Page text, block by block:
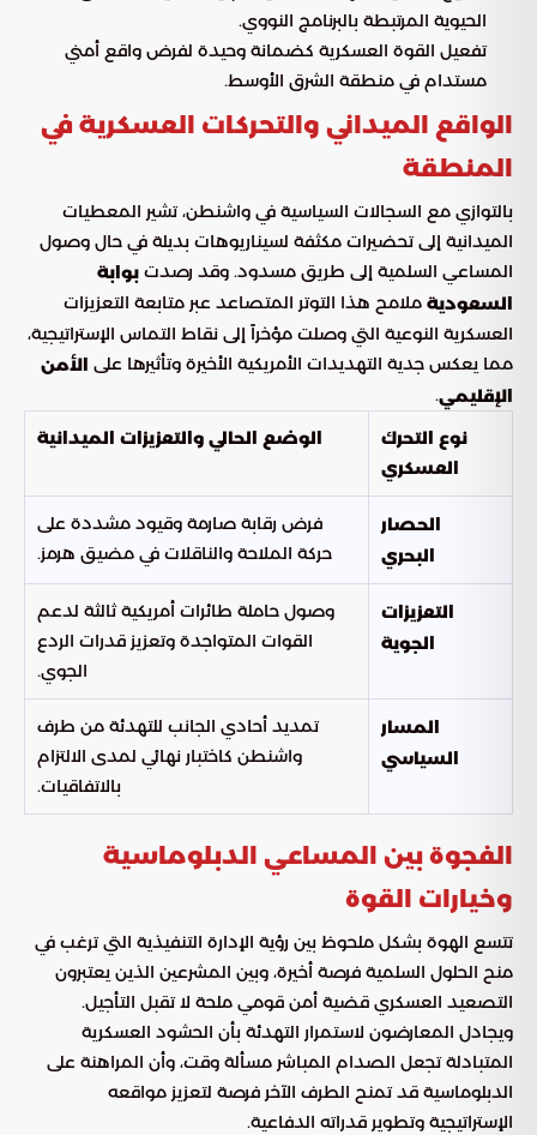
الحيوية المرتبطة بالبرنامج النووي.
تفعيل القوة العسكرية كضمانة وحيدة لفرض واقع أمني
مستدام في منطقة الشرق الأوسط.
الواقع الميداني والتحركات العسكرية في
المنطقة
بالتوازي مع السجالات السياسية في واشنطن، تشير المعطيات
الميدانية إلى تحضيرات مكثفة لسيناريوهات بديلة في حال وصول
المساعي السلمية إلى طريق مسدود. وقد رصدت بوابة
السعودية ملامح هذا التوتر المتصاعد عبر متابعة التعزيزات
العسكرية النوعية التي وصلت مؤخراً إلى نقاط التماس الإستراتيجية،
مما يعكس جدية التهديدات الأمريكية الأخيرة وتأثيرها على الأمن
الإقليمي.
نوع التحرك
العسكري
الوضع الحالي والتعزيزات الميدانية
الحصار
البحري
فرض رقابة صارمة وقيود مشددة على
حركة الملاحة والناقلات في مضيق هرمز.
التعزيزات
الجوية
وصول حاملة طائرات أمريكية ثالثة لدعم
القوات المتواجدة وتعزيز قدرات الردع
الجوي.
المسار
السياسي
تمديد أحادي الجانب للتهدئة من طرف
واشنطن كاختبار نهائي لمدى الالتزام
بالاتفاقيات.
الفجوة بين المساعي الدبلوماسية
وخيارات القوة
تتسع الهوة بشكل ملحوظ بين رؤية الإدارة التنفيذية التي ترغب في
منح الحلول السلمية فرصة أخيرة، وبين المشرعين الذين يعتبرون
التصعيد العسكري قضية أمن قومي ملحة لا تقبل التأجيل.
ويجادل المعارضون لاستمرار التهدئة بأن الحشود العسكرية
المتبادلة تجعل الصدام المباشر مسألة وقت، وأن المراهنة على
الدبلوماسية قد تمنح الطرف الآخر فرصة لتعزيز مواقعه
الإستراتيجية وتطوير قدراته الدفاعية.